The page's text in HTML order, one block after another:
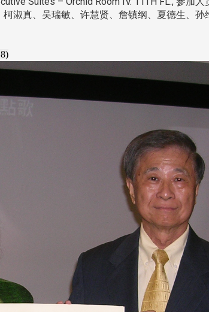
淑真、吴瑞敏、许慧贤、詹镇纲、夏德生、